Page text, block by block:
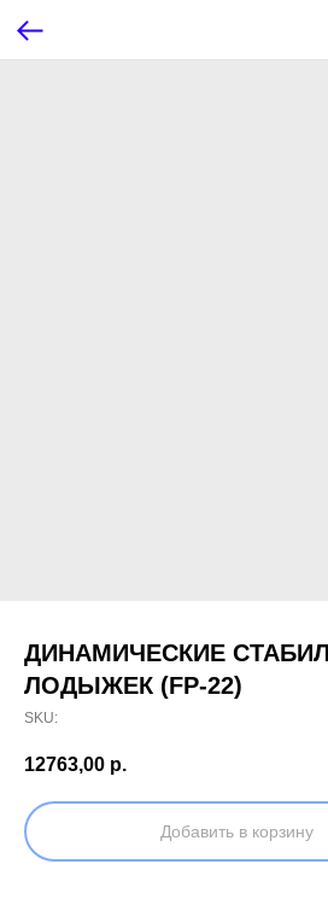
ДИНАМИЧЕСКИЕ
ЛОДЫЖЕК (FP-22)
SKU:
12763,00 р.
Добавить в корзину